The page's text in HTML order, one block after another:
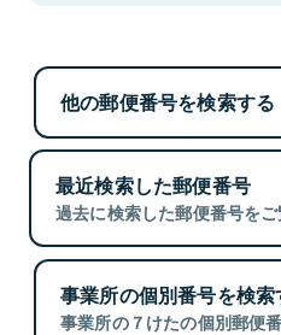
他の郵便番号を検索する
最近検索した郵便番号
過去に検索した郵便番号をご
事業所の個別番号を検索
事業所の７けたの個別郵便